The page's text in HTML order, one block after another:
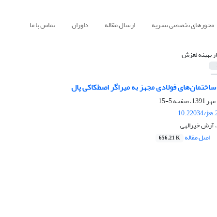
محورهای تخصصی نشریه ارسال مقاله داوران تماس با ما
بهینه لغزش
فولادی مجهز به میراگر اصطکاکی پال
5-15
10.22034/
خیرالهی
اصل مقاله 656.21 K